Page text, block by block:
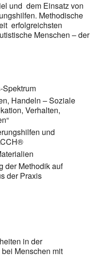
und dem Einsatz von
Methodische
erfolgreichsten
Menschen – der
Spektrum
Handeln – Soziale
Verhalten,
und
der Methodik auf
der Praxis
in der
Menschen mit